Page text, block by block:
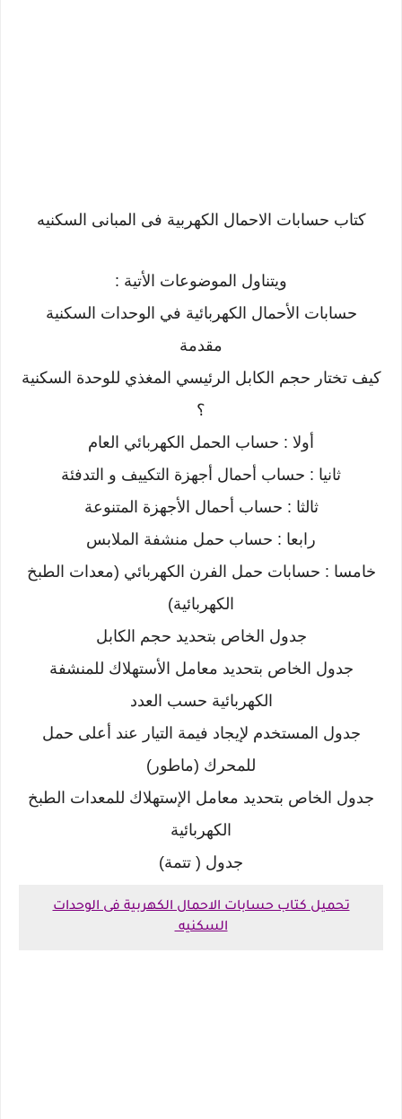
كتاب حسابات الاحمال الكهربية فى المبانى السكنيه
ويتناول الموضوعات الأتية :
حسابات الأحمال الكھربائیة في الوحدات السكنیة
مقدمة
كیف تختار حجم الكابل الرئیسي المغذي للوحدة السكنیة
؟
أولا : حساب الحمل الكھربائي العام
ثانیا : حساب أحمال أجھزة التكییف و التدفئة
ثالثا : حساب أحمال الأجھزة المتنوعة
رابعا : حساب حمل منشفة الملابس
خامسا : حسابات حمل الفرن الكھربائي (معدات الطبخ
الكھربائیة)
جدول الخاص بتحدید حجم الكابل
جدول الخاص بتحدید معامل الأستھلاك للمنشفة
الكھربائیة حسب العدد
جدول المستخدم لإیجاد فیمة التیار عند أعلى حمل
للمحرك (ماطور)
جدول الخاص بتحدید معامل الإستھلاك للمعدات الطبخ
الكھربائیة
جدول ( تتمة)
تحميل كتاب حسابات الاحمال الكهربية فى الوحدات
السكنيه